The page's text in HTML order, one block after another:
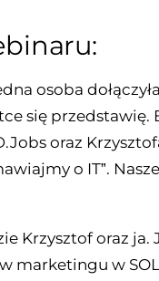
osoba
się przedstawię.
oraz
o IT”.
Krzysztof oraz ja.
marketingu w